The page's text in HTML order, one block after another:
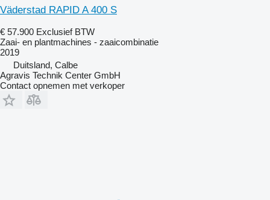
Väderstad RAPID A 400 S
€ 57.900 Exclusief BTW
Zaai- en plantmachines - zaaicombinatie
2019
Duitsland, Calbe
Agravis Technik Center GmbH
Contact opnemen met verkoper